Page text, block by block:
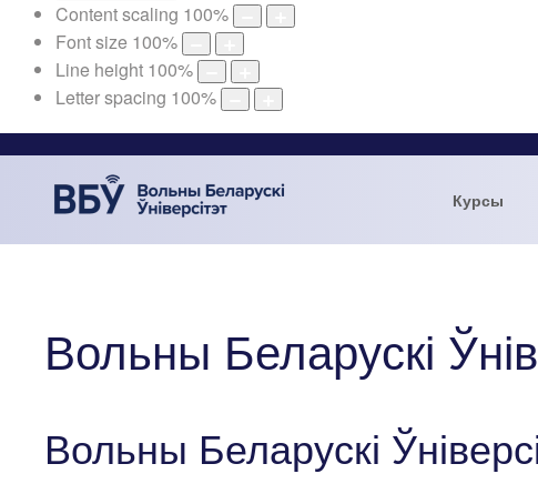
Content scaling 100%
Font size 100%
Line height 100%
Letter spacing 100%
Курсы
Вольны Беларускі
Вольны Беларускі